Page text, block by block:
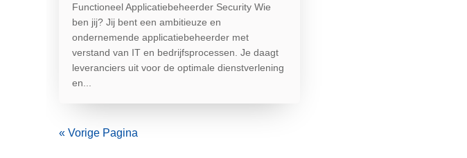
Functioneel Applicatiebeheerder Security Wie
ben jij? Jij bent een ambitieuze en
ondernemende applicatiebeheerder met
verstand van IT en bedrijfsprocessen. Je daagt
leveranciers uit voor de optimale dienstverlening
en...
« Vorige Pagina